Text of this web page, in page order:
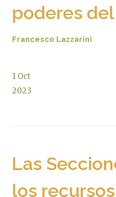
poderes
Francesco Lazzarini
1 Oct
2023
Las
los